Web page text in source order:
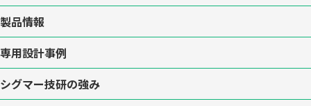
製品情報
専用設計事例
シグマー技研の強み